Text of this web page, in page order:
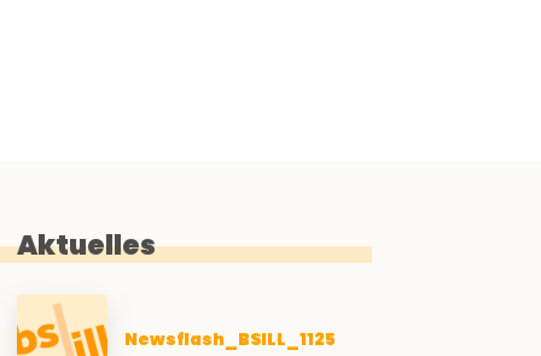
Aktuelles
Newsflash_BSILL_1125